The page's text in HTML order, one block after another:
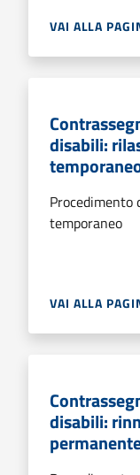
VAI ALLA
disabili:
Procedimento
temporaneo
VAI ALLA
disabili: